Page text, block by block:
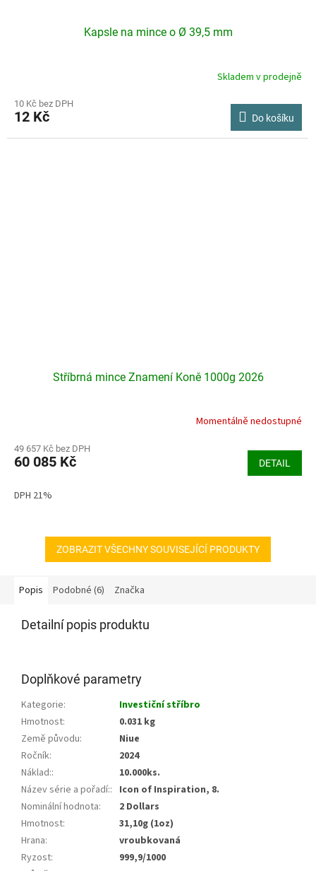
Kapsle na mince o Ø 39,5 mm
produktu
je
Skladem v prodejně
10 Kč bez DPH
12 Kč Do košíku
Stříbrná mince Znamení Koně 1000g 2026
produktu
je
z
Momentálně nedostupné
49 657 Kč bez DPH
60 085 Kč DETAIL
DPH 21%
ZOBRAZIT VŠECHNY SOUVISEJÍCÍ PRODUKTY
Popis Podobné (6) Značka
Detailní popis produktu
Doplňkové parametry
Kategorie:
Investiční stříbro
Hmotnost:
0.031 kg
Země původu:
Niue
Ročník:
2024
Náklad::
10.000ks.
Název série a pořadí:: Icon of Inspiration, 8.
Nominální hodnota:
2 Dollars
Hmotnost:
31,10g (1oz)
Hrana:
vroubkovaná
Ryzost:
999,9/1000